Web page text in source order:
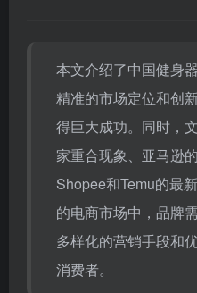
本文介绍了中国健身
精准的市场定位和创
得巨大成功。同时，
家重合现象、亚马逊
Shopee和Temu的最
的电商市场中，品牌
多样化的营销手段和
消费者。